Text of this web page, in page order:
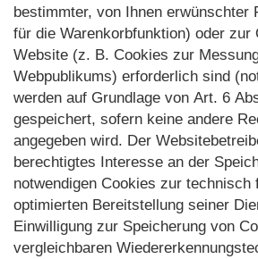
bestimmter, von Ihnen erwünschter
für die Warenkorbfunktion) oder zur
Website (z. B. Cookies zur
Webpublikums) erforderlich sind
werden auf Grundlage von Art. 6
gespeichert, sofern keine andere
angegeben wird. Der
berechtigtes Interesse an der
notwendigen Cookies zur technisch
optimierten Bereitstellung seiner
Einwilligung zur Speicherung von
vergleichbaren